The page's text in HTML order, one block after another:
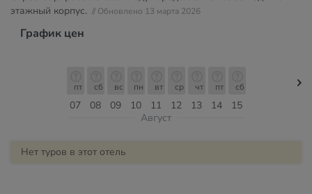
этажный корпус. // Обновлено 13 марта 2026
График цен
07
пт
08
сб
09
вс
10
пн
11
вт
12
ср
13
чт
14
пт
15
сб
Август
Нет туров в этот отель